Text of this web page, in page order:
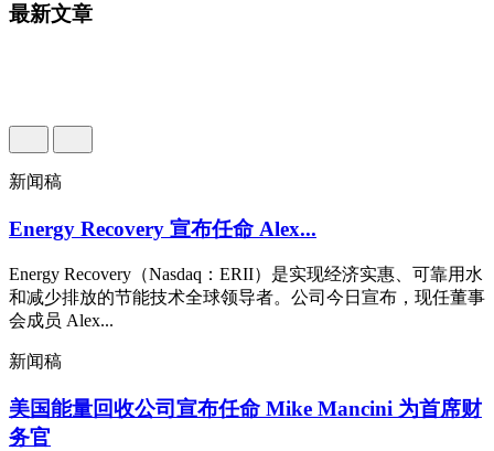
最新文章
新闻稿
Energy Recovery 宣布任命 Alex...
Energy Recovery（Nasdaq：ERII）是实现经济实惠、可靠用水
和减少排放的节能技术全球领导者。公司今日宣布，现任董事
会成员 Alex...
新闻稿
美国能量回收公司宣布任命 Mike Mancini 为首席财
务官